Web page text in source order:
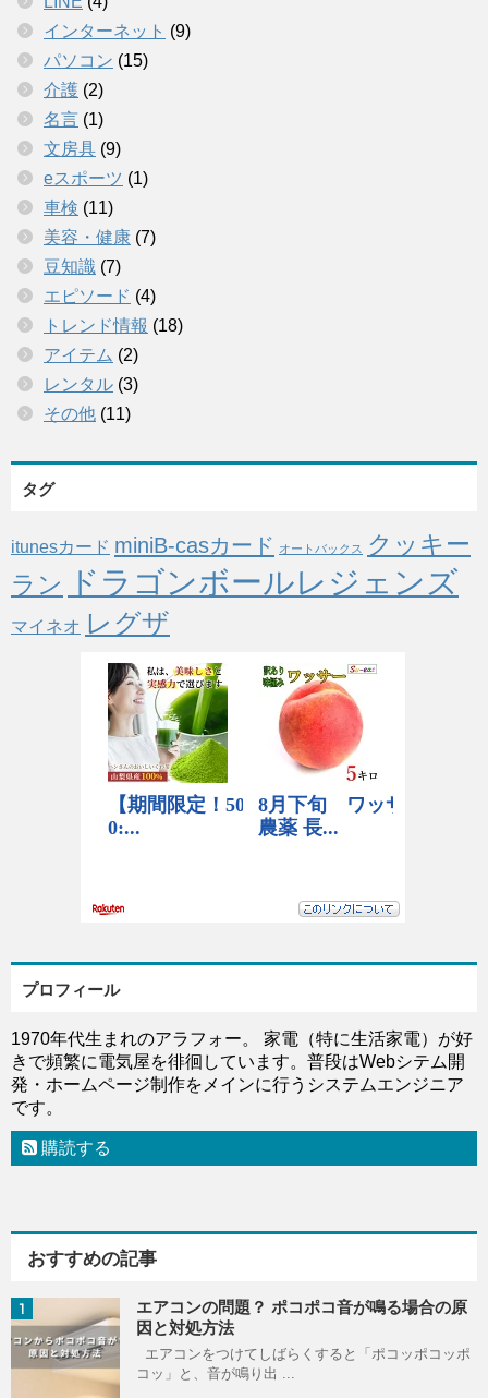
インターネット (9)
パソコン (15)
介護 (2)
名言 (1)
文房具 (9)
eスポーツ (1)
車検 (11)
美容・健康 (7)
豆知識 (7)
エピソード (4)
トレンド情報 (18)
アイテム (2)
レンタル (3)
その他 (11)
タグ
itunesカード miniB-casカード オートバックス
クッキー
ラン
ドラゴンボールレジェンズ
マイネオ レグザ
プロフィール
1970年代生まれのアラフォー。 家電（特に生活家電）が好
きで頻繁に電気屋を徘徊しています。普段はWebシテム開
発・ホームページ制作をメインに行うシステムエンジニア
です。
購読する
おすすめの記事
1
エアコンの問題？ ポコポコ音が鳴る場合の原
因と対処方法
エアコンをつけてしばらくすると「ポコッポコッポ
コッ」と、音が鳴り出 ...